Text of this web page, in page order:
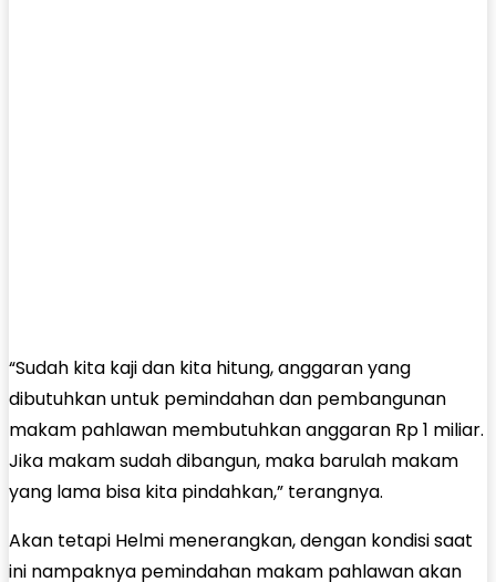
“Sudah kita kaji dan kita hitung, anggaran yang
dibutuhkan untuk pemindahan dan pembangunan
makam pahlawan membutuhkan anggaran Rp 1 miliar.
Jika makam sudah dibangun, maka barulah makam
yang lama bisa kita pindahkan,” terangnya.
Akan tetapi Helmi menerangkan, dengan kondisi saat
ini nampaknya pemindahan makam pahlawan akan